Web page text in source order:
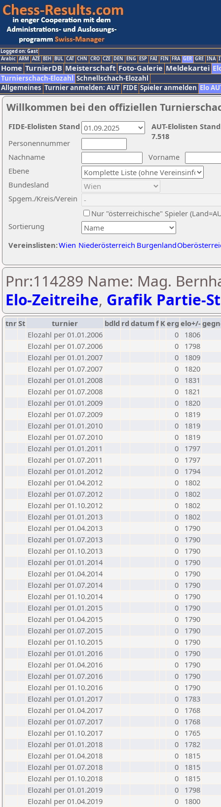
Logged on: Gast
Arabic ARM AZE BIH BUL CAT CHN CRO CZE DEN ENG ESP FAI FIN FRA GER GRE INA
Home TurnierDB Meisterschaft Foto-Galerie Meldekartei
Turnierschach-Elozahl Schnellschach-Elozahl
Allgemeines Turnier anmelden: AUT FIDE Spieler anmelden Elo
Willkommen bei den offiziellen
Nachname
Vorname
Ebene
Sortierung
Personennummer
Bundesland
Spgem./Kreis/Verein
Nur "österreichische" Spieler
Vereinslisten:Wien Niederösterreich Burgenland
AUT-Elolisten
7.518
FIDE-Elolisten Stand
Pnr:114289 Name: Mag.
Elo-Zeitreihe, Grafik Partie-
tnrSt turnier bdld rd datumf Kerg elo+/-
Elozahl per 01.01.2006
0
1806
Elozahl per 01.07.2006
0
1798
Elozahl per 01.01.2007
0
1809
Elozahl per 01.07.2007
0
1820
Elozahl per 01.01.2008
0
1831
Elozahl per 01.07.2008
0
1821
Elozahl per 01.01.2009
0
1820
Elozahl per 01.07.2009
0
1819
Elozahl per 01.01.2010
0
1819
Elozahl per 01.07.2010
0
1819
Elozahl per 01.01.2011
0
1797
Elozahl per 01.07.2011
0
1797
Elozahl per 01.01.2012
0
1794
Elozahl per 01.04.2012
0
1802
Elozahl per 01.07.2012
0
1802
Elozahl per 01.10.2012
0
1802
Elozahl per 01.01.2013
0
1802
Elozahl per 01.04.2013
0
1790
Elozahl per 01.07.2013
0
1790
Elozahl per 01.10.2013
0
1790
Elozahl per 01.01.2014
0
1790
Elozahl per 01.04.2014
0
1790
Elozahl per 01.07.2014
0
1790
Elozahl per 01.10.2014
0
1790
Elozahl per 01.01.2015
0
1790
Elozahl per 01.04.2015
0
1790
Elozahl per 01.07.2015
0
1790
Elozahl per 01.10.2015
0
1790
Elozahl per 01.01.2016
0
1790
Elozahl per 01.04.2016
0
1790
Elozahl per 01.07.2016
0
1790
Elozahl per 01.10.2016
0
1790
Elozahl per 01.01.2017
0
1783
Elozahl per 01.04.2017
0
1768
Elozahl per 01.07.2017
0
1768
Elozahl per 01.10.2017
0
1765
Elozahl per 01.01.2018
0
1782
Elozahl per 01.04.2018
0
1815
Elozahl per 01.07.2018
0
1815
Elozahl per 01.10.2018
0
1815
Elozahl per 01.01.2019
0
1798
Elozahl per 01.04.2019
0
1800